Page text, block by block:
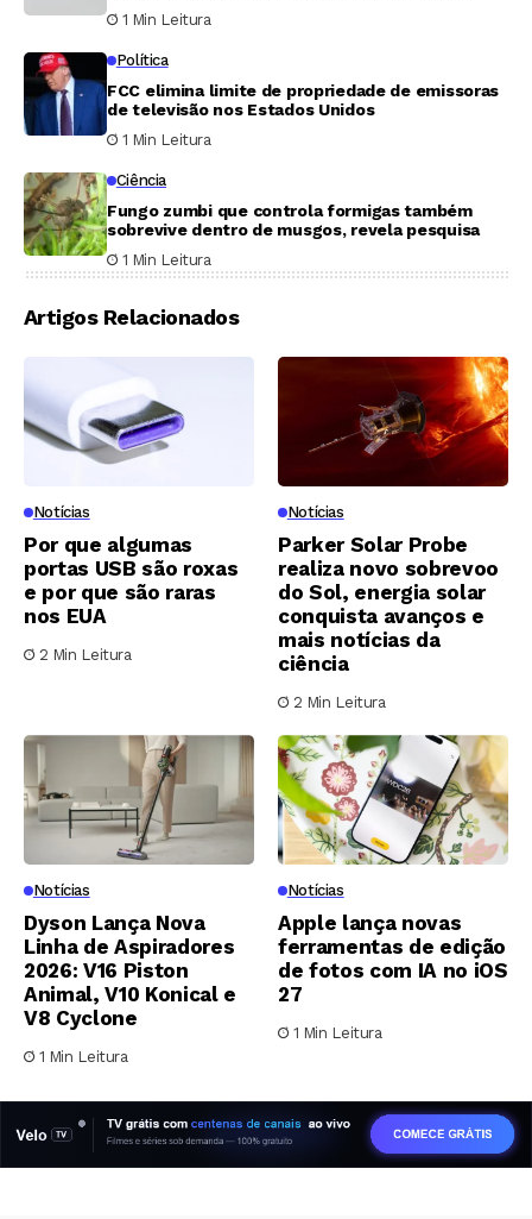
1 Min Leitura
Política
FCC elimina limite de propriedade de emissoras
de televisão nos Estados Unidos
1 Min Leitura
Ciência
Fungo zumbi que controla formigas também
sobrevive dentro de musgos, revela pesquisa
1 Min Leitura
Artigos Relacionados
Notícias
Por que algumas
portas USB são roxas
e por que são raras
nos EUA
2 Min Leitura
Notícias
Parker Solar Probe
realiza novo sobrevoo
do Sol, energia solar
conquista avanços e
mais notícias da
ciência
2 Min Leitura
Notícias
Dyson Lança Nova
Linha de Aspiradores
2026: V16 Piston
Animal, V10 Konical e
V8 Cyclone
1 Min Leitura
Notícias
Apple lança novas
ferramentas de edição
de fotos com IA no iOS
27
1 Min Leitura